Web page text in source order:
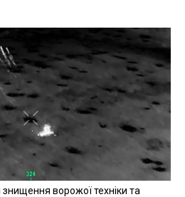
ворожої техніки та